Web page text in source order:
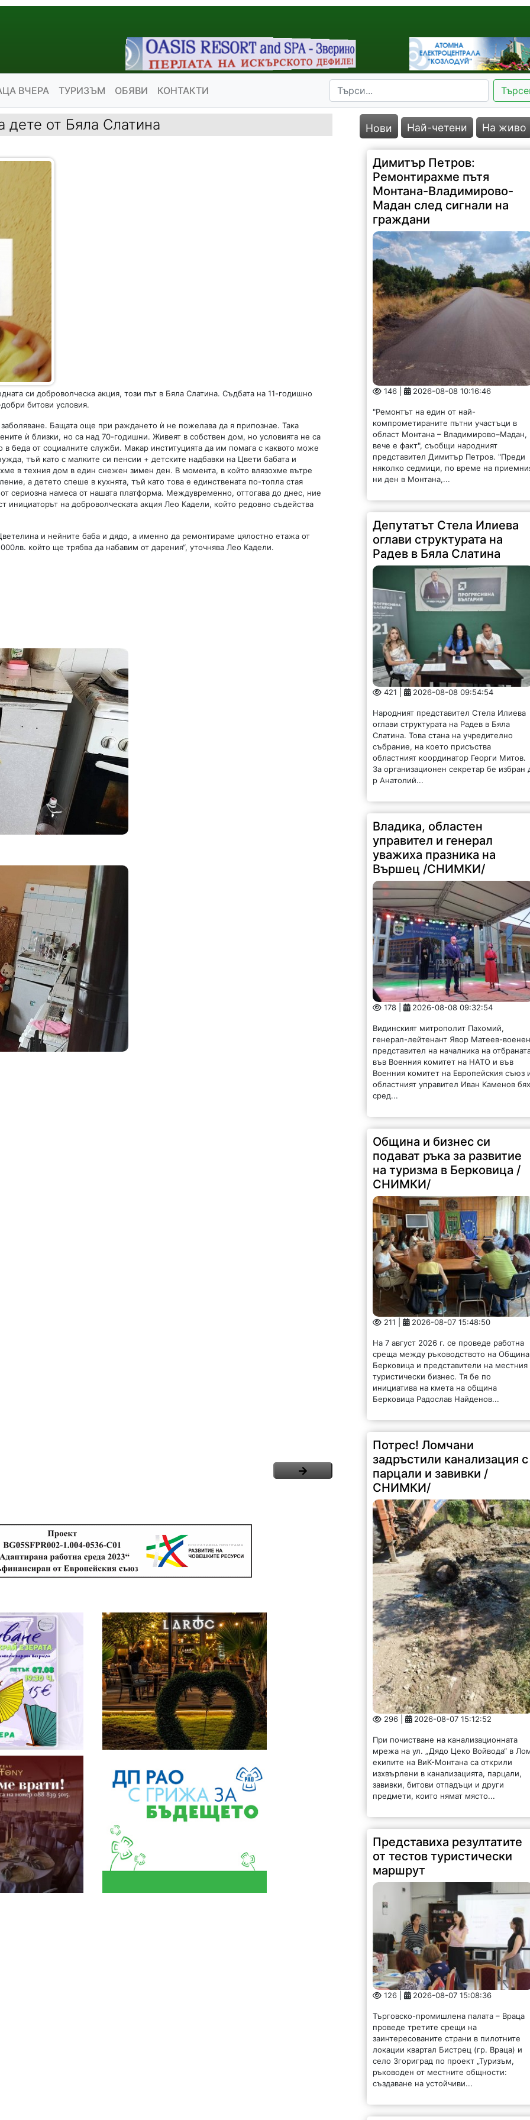
ВЧЕРА ТУРИЗЪМ ОБЯВИ КОНТАКТИ
от Бяла Слатина
си доброволческа акция, този път в Бяла Слатина. Съдбата на 11-годишно
битови условия.
Бащата още при раждането ѝ не пожелава да я припознае. Така
ѝ близки, но са над 70-годишни. Живеят в собствен дом, но условията не са
беда от социалните служби. Макар институцията да им помага с каквото може
тъй като с малките си пенсии + детските надбавки на Цвети бабата и
в техния дом в един снежен зимен ден. В момента, в който влязохме вътре
а детето спеше в кухнята, тъй като това е единствената по-топла стая
сериозна намеса от нашата платформа. Междувременно, оттогава до днес, ние
инициаторът на доброволческата акция Лео Кадели, който редовно съдейства
и нейните баба и дядо, а именно да ремонтираме цялостно етажа от
който ще трябва да набавим от дарения“, уточнява Лео Кадели.
Нови Най-четени На живо
Димитър Петров:
Ремонтирахме пътя
Монтана-Владимирово-
Мадан след сигнали на
граждани
146 | 2026-08-08 10:16:46
"Ремонтът на един от най-
компрометираните пътни участъци в
област Монтана – Владимирово–Мадан,
вече е факт", съобщи народният
представител Димитър Петров. "Преди
няколко седмици, по време на
ни ден в Монтана,...
Депутатът Стела Илиева
оглави структурата на
Радев в Бяла Слатина
421 | 2026-08-08 09:54:54
Народният представител Стела Илиева
оглави структурата на Радев в Бяла
Слатина. Това стана на учредително
събрание, на което присъства
областният координатор Георги Митов.
За организационен секретар бе избран
р Анатолий...
Владика, областен
управител и генерал
уважиха празника на
Вършец /СНИМКИ/
178 | 2026-08-08 09:32:54
Видинският митрополит Пахомий,
генерал-лейтенант Явор Матеев-
представител на началника на
във Военния комитет на НАТО и във
Военния комитет на Европейския съюз
областният управител Иван Каменов
сред...
Община и бизнес си
подават ръка за развитие
на туризма в Берковица /
СНИМКИ/
211 | 2026-08-07 15:48:50
На 7 август 2026 г. се проведе работна
среща между ръководството на Община
Берковица и представители на местния
туристически бизнес. Тя бе по
инициатива на кмета на община
Берковица Радослав Найденов...
Потрес! Ломчани
задръстили канализация с
парцали и завивки /
СНИМКИ/
296 | 2026-08-07 15:12:52
При почистване на канализационната
мрежа на ул. „Дядо Цеко Войвода“ в
екипите на ВиК-Монтана са открили
изхвърлени в канализацията, парцали,
завивки, битови отпадъци и други
предмети, които нямат място...
Представиха резултатите
от тестов туристически
маршрут
126 | 2026-08-07 15:08:36
Търговско-промишлена палата – Враца
проведе третите срещи на
заинтересованите страни в пилотните
локации квартал Бистрец (гр. Враца) и
село Згориград по проект „Туризъм,
ръководен от местните общности:
създаване на устойчиви...